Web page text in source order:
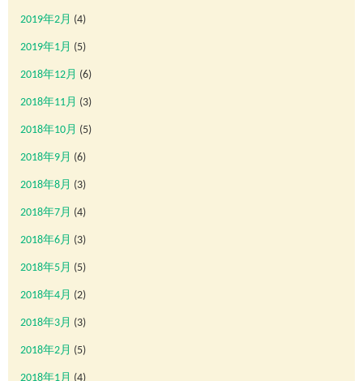
2019年2月 (4)
2019年1月 (5)
2018年12月 (6)
2018年11月 (3)
2018年10月 (5)
2018年9月 (6)
2018年8月 (3)
2018年7月 (4)
2018年6月 (3)
2018年5月 (5)
2018年4月 (2)
2018年3月 (3)
2018年2月 (5)
2018年1月 (4)